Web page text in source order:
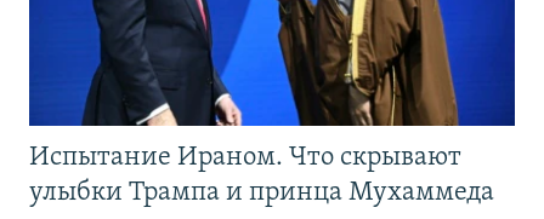
Испытание Ираном. Что скрывают
улыбки Трампа и принца Мухаммеда